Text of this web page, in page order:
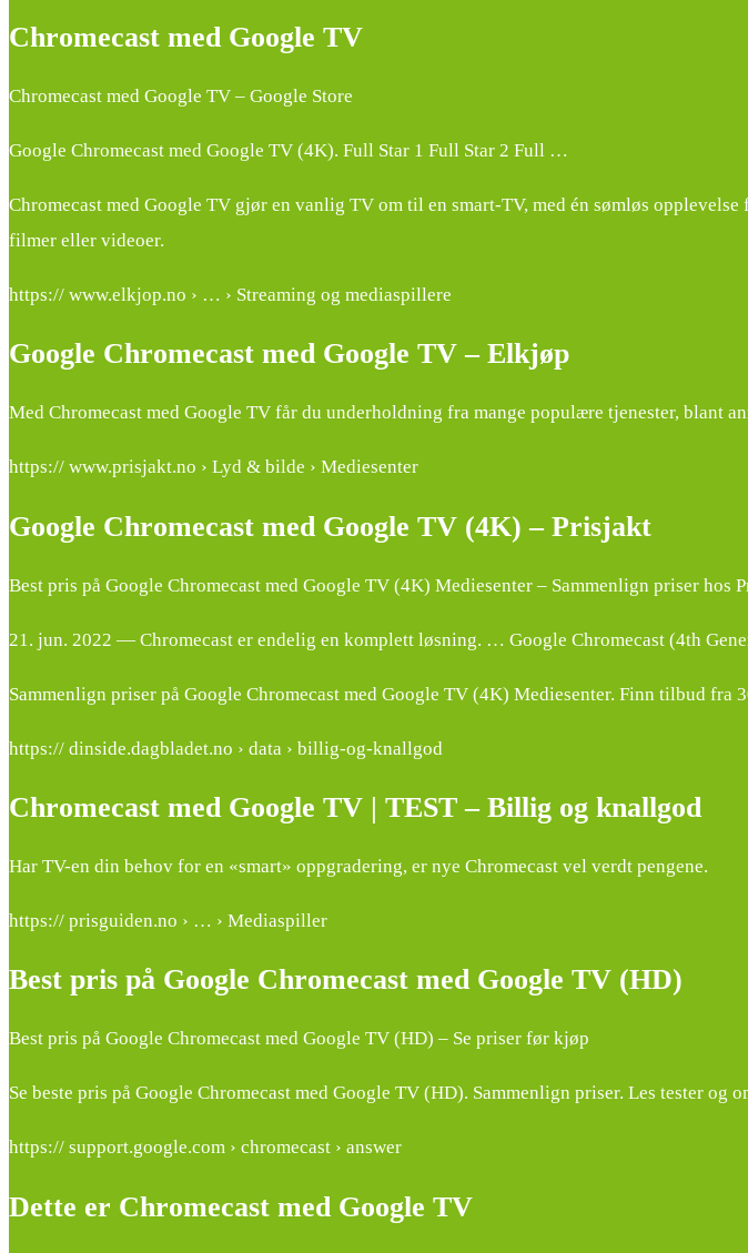
Chromecast med Google TV
Chromecast med Google TV – Google Store
Google Chromecast med Google TV (4K). Full Star 1 Full Star 2 Full …
Chromecast med Google TV gjør en vanlig TV om til en smart-TV, med én sømløs
filmer eller videoer.
https:// www.elkjop.no › … › Streaming og mediaspillere
Google Chromecast med Google TV – Elkjøp
Med Chromecast med Google TV får du underholdning fra mange populære tjenester, blant
https:// www.prisjakt.no › Lyd & bilde › Mediesenter
Google Chromecast med Google TV (4K) – Prisjakt
Best pris på Google Chromecast med Google TV (4K) Mediesenter – Sammenlign priser hos
21. jun. 2022 — Chromecast er endelig en komplett løsning. … Google Chromecast (4th
Sammenlign priser på Google Chromecast med Google TV (4K) Mediesenter. Finn tilbud
https:// dinside.dagbladet.no › data › billig-og-knallgod
Chromecast med Google TV | TEST – Billig og knallgod
Har TV-en din behov for en «smart» oppgradering, er nye Chromecast vel verdt pengene.
https:// prisguiden.no › … › Mediaspiller
Best pris på Google Chromecast med Google TV (HD)
Best pris på Google Chromecast med Google TV (HD) – Se priser før kjøp
Se beste pris på Google Chromecast med Google TV (HD). Sammenlign priser. Les tester
https:// support.google.com › chromecast › answer
Dette er Chromecast med Google TV